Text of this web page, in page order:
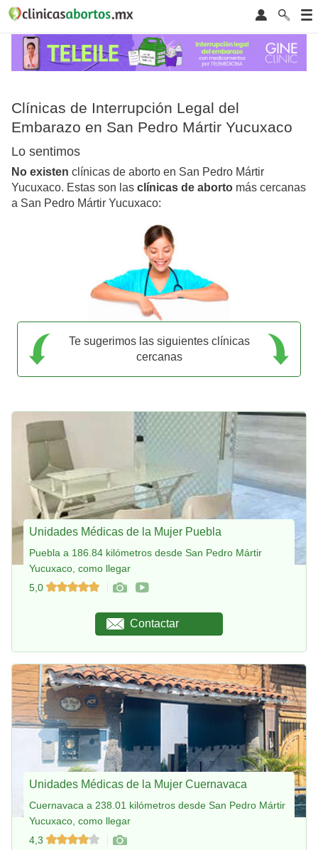
Clínicas de Interrupción Legal del
Embarazo en San Pedro Mártir Yucuxaco
Lo sentimos
No existen clínicas de aborto en San Pedro Mártir
Yucuxaco. Estas son las clínicas de aborto más cercanas
a San Pedro Mártir Yucuxaco:
Te sugerimos las siguientes clínicas
cercanas
Unidades Médicas de la Mujer Puebla
Puebla a 186.84 kilómetros desde San Pedro Mártir
Yucuxaco, como llegar
5,0
Contactar
Unidades Médicas de la Mujer Cuernavaca
Cuernavaca a 238.01 kilómetros desde San Pedro Mártir
Yucuxaco, como llegar
4,3